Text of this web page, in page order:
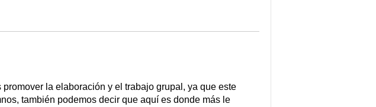
la elaboración y el trabajo grupal, ya que este
también podemos decir que aquí es donde más le